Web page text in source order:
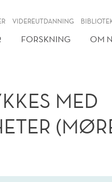
VIDEREUTDANNING
FORSKNING OM
MED